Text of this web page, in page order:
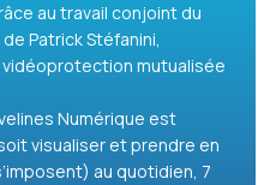
au travail conjoint du
Patrick Stéfanini,
vidéoprotection mutualisée
Numérique est
visualiser et prendre en
au quotidien, 7